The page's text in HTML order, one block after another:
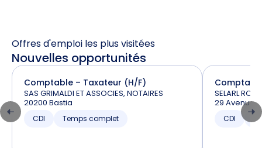
Offres d'emploi les plus visitées
Nouvelles opportunités
Comptable – Taxateur (H/F)
SAS GRIMALDI ET ASSOCIES, NOTAIRES
20200 Bastia
CDI Temps complet
SELARL
29 Avenue
CDI